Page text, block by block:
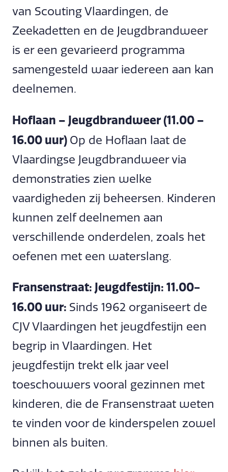
van Scouting Vlaardingen, de
Zeekadetten en de Jeugdbrandweer
is er een gevarieerd programma
samengesteld waar iedereen aan kan
deelnemen.
Hoflaan – Jeugdbrandweer (11.00 –
16.00 uur) Op de Hoflaan laat de
Vlaardingse Jeugdbrandweer via
demonstraties zien welke
vaardigheden zij beheersen. Kinderen
kunnen zelf deelnemen aan
verschillende onderdelen, zoals het
oefenen met een waterslang.
Fransenstraat: Jeugdfestijn: 11.00-
16.00 uur: Sinds 1962 organiseert de
CJV Vlaardingen het jeugdfestijn een
begrip in Vlaardingen. Het
jeugdfestijn trekt elk jaar veel
toeschouwers vooral gezinnen met
kinderen, die de Fransenstraat weten
te vinden voor de kinderspelen zowel
binnen als buiten.